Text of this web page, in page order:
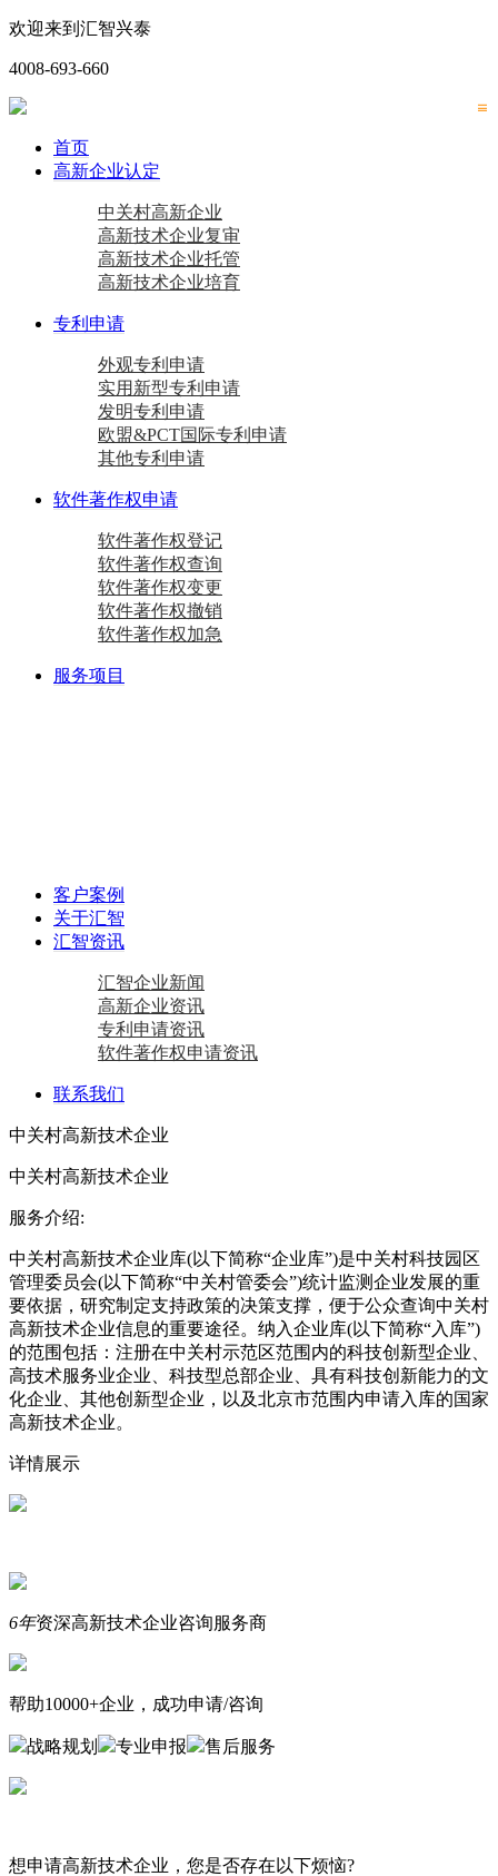
欢迎来到汇智兴泰
4008-693-660
首页
高新企业认定
中关村高新企业
高新技术企业复审
高新技术企业托管
高新技术企业培育
专利申请
外观专利申请
实用新型专利申请
发明专利申请
欧盟&PCT国际专利申请
其他专利申请
软件著作权申请
软件著作权登记
软件著作权查询
软件著作权变更
软件著作权撤销
软件著作权加急
服务项目
客户案例
关于汇智
汇智资讯
汇智企业新闻
高新企业资讯
专利申请资讯
软件著作权申请资讯
联系我们
中关村高新技术企业
中关村高新技术企业
服务介绍:
中关村高新技术企业库(以下简称“企业库”)是中关村科技园区
管理委员会(以下简称“中关村管委会”)统计监测企业发展的重
要依据，研究制定支持政策的决策支撑，便于公众查询中关村
高新技术企业信息的重要途径。纳入企业库(以下简称“入库”)
的范围包括：注册在中关村示范区范围内的科技创新型企业、
高技术服务业企业、科技型总部企业、具有科技创新能力的文
化企业、其他创新型企业，以及北京市范围内申请入库的国家
高新技术企业。
详情展示
6年资深高新技术企业咨询服务商
帮助10000+企业，成功申请/咨询
战略规划 专业申报 售后服务
想申请高新技术企业，您是否存在以下烦恼?